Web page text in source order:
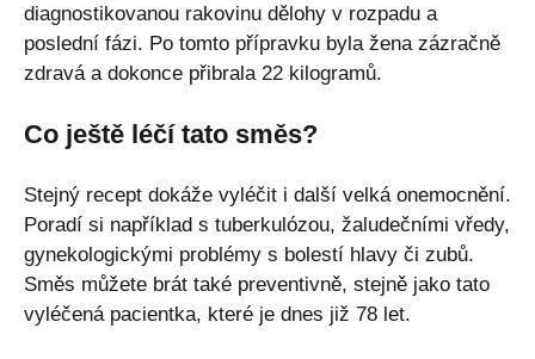
diagnostikovanou rakovinu dělohy v rozpadu a
poslední fázi. Po tomto přípravku byla žena zázračně
zdravá a dokonce přibrala 22 kilogramů.
Co ještě léčí tato směs?
Stejný recept dokáže vyléčit i další velká onemocnění.
Poradí si například s tuberkulózou, žaludečními vředy,
gynekologickými problémy s bolestí hlavy či zubů.
Směs můžete brát také preventivně, stejně jako tato
vyléčená pacientka, které je dnes již 78 let.